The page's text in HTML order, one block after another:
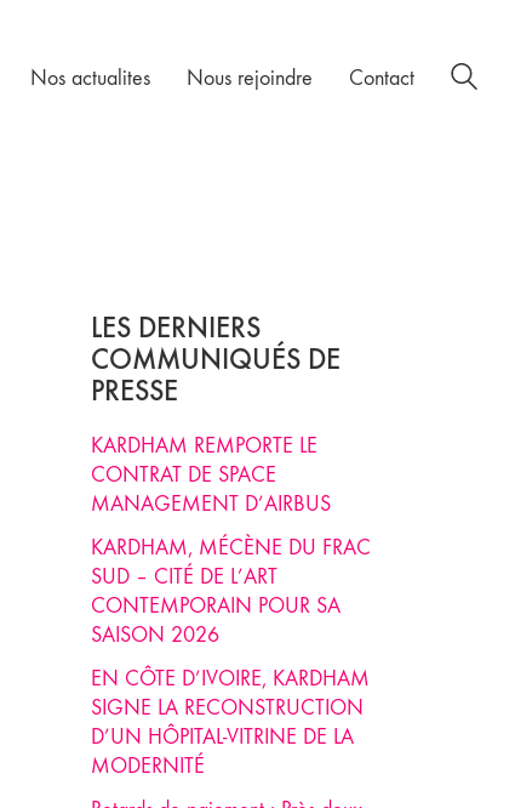
Nos actualites Nous rejoindre Contact
LES DERNIERS
COMMUNIQUÉS DE
PRESSE
KARDHAM REMPORTE LE
CONTRAT DE SPACE
MANAGEMENT D’AIRBUS
KARDHAM, MÉCÈNE DU FRAC
SUD – CITÉ DE L’ART
CONTEMPORAIN POUR SA
SAISON 2026
EN CÔTE D’IVOIRE, KARDHAM
SIGNE LA RECONSTRUCTION
D’UN HÔPITAL-VITRINE DE LA
MODERNITÉ